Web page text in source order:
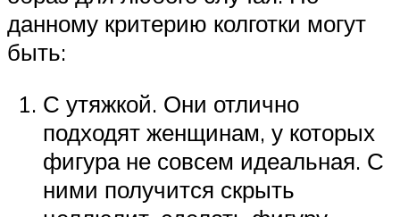
данному критерию колготки могут
быть:
С утяжкой. Они отлично
подходят женщинам, у которых
фигура не совсем идеальная. С
ними получится скрыть